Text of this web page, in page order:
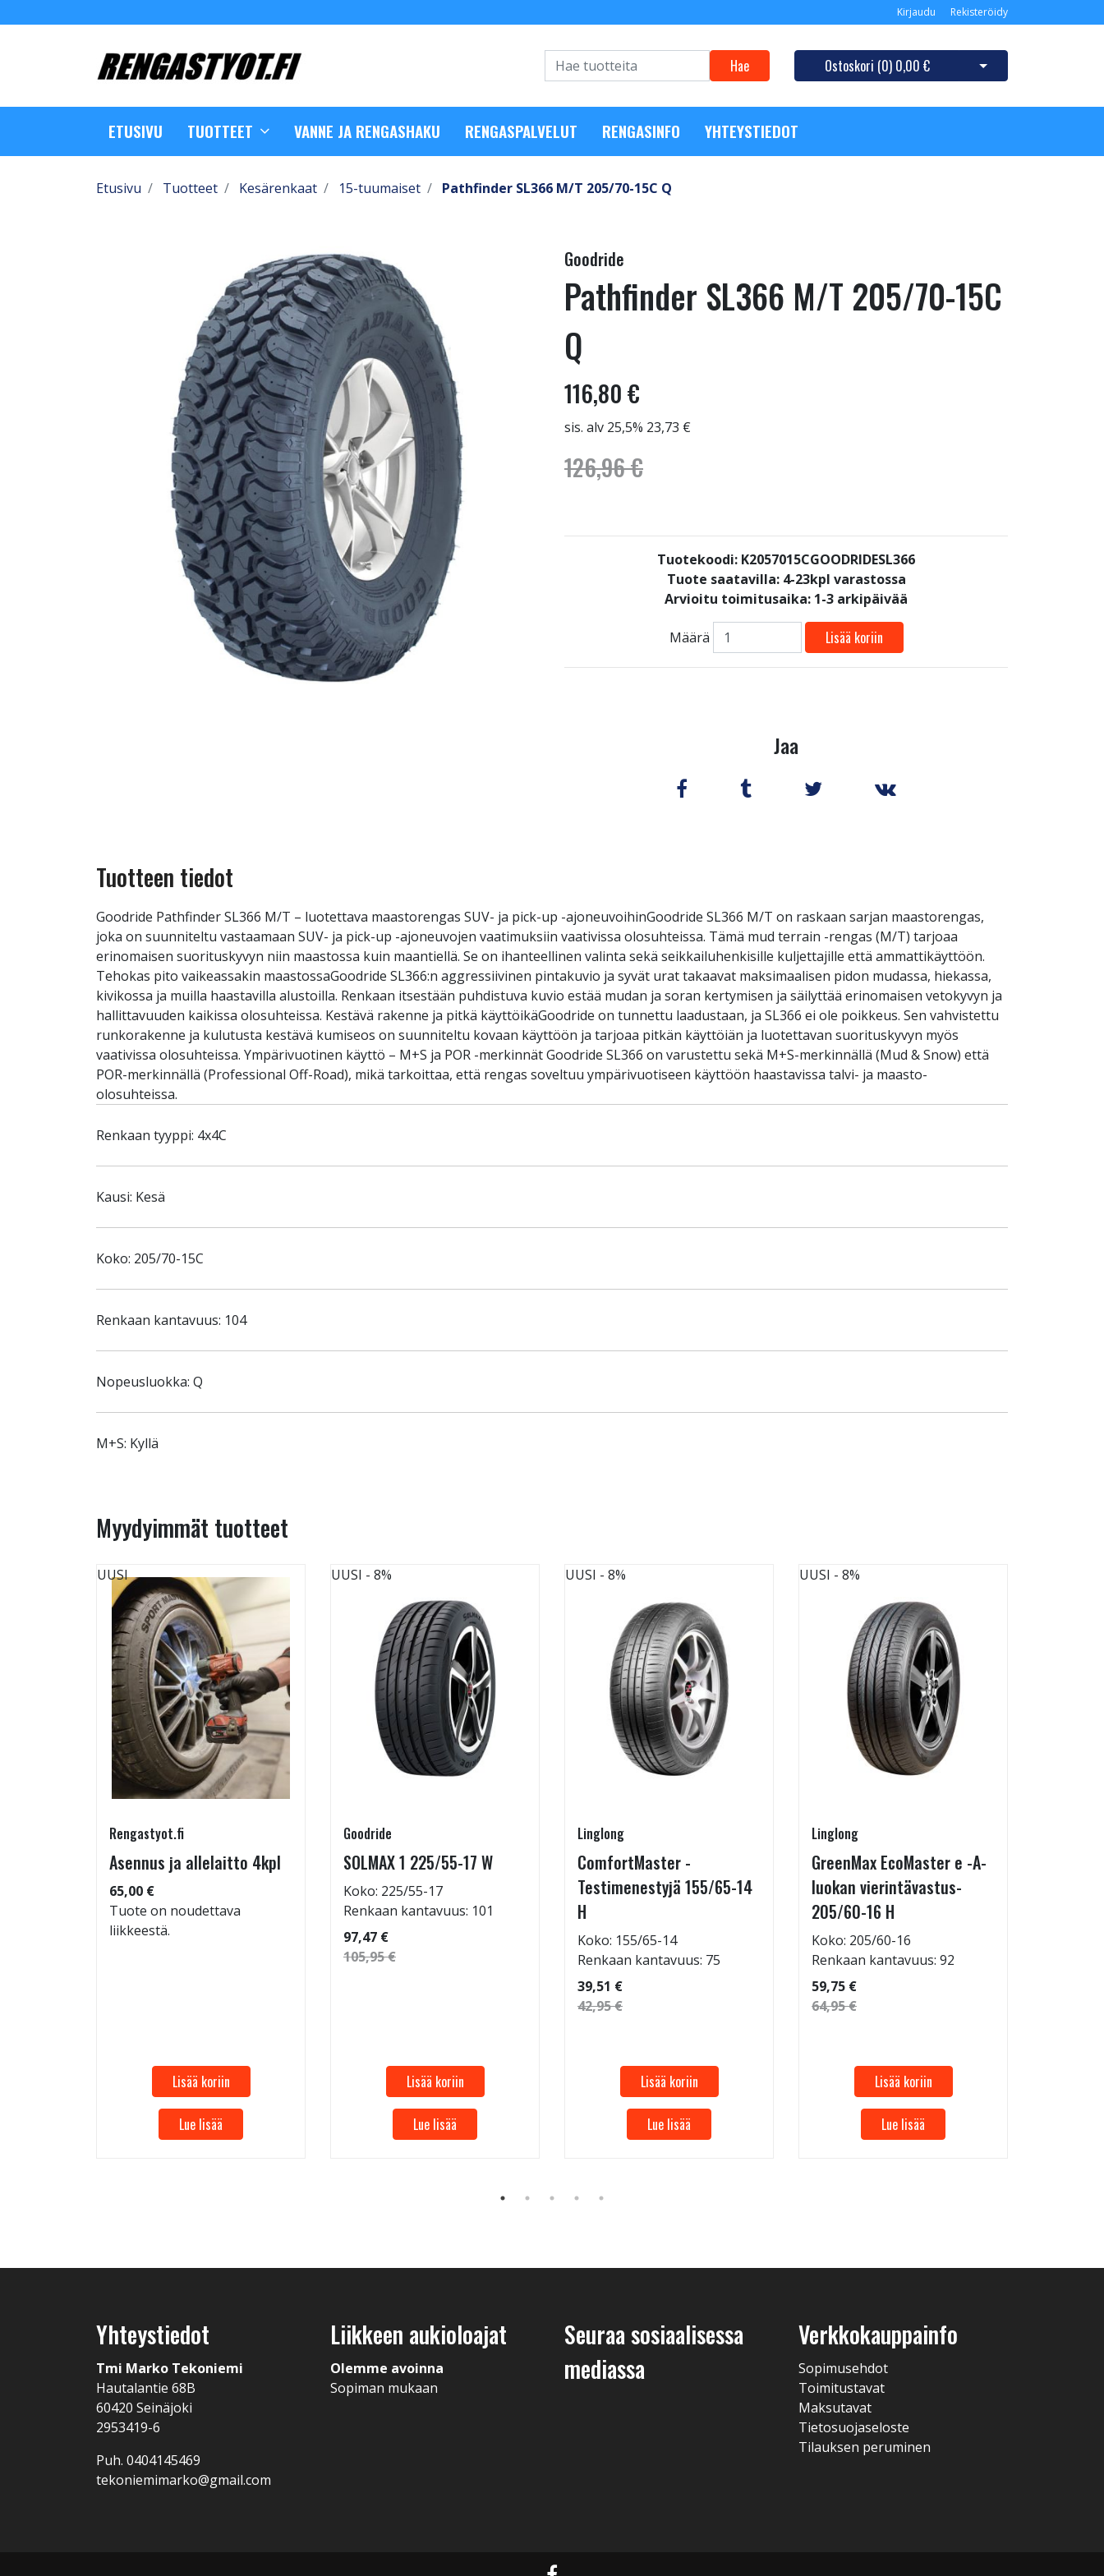
Kirjaudu Rekisteröidy
Hae Ostoskori (0) 0,00 € Avaa ostoskori
ETUSIVU TUOTTEET VANNE JA RENGASHAKU RENGASPALVELUT RENGASINFO YHTEYSTIEDOT
Etusivu Tuotteet Kesärenkaat 15-tuumaiset Pathfinder SL366 M/T 205/70-15C Q
Goodride
Pathfinder SL366 M/T 205/70-15C
Q
116,80 €
sis. alv 25,5% 23,73 €
126,96 €
Tuotekoodi: K2057015CGOODRIDESL366
Tuote saatavilla: 4-23kpl varastossa
Arvioitu toimitusaika: 1-3 arkipäivää
Määrä Lisää koriin
Jaa
Tuotteen tiedot
Goodride Pathfinder SL366 M/T – luotettava maastorengas SUV- ja pick-up -ajoneuvoihinGoodride SL366 M/T on raskaan sarjan maastorengas,
joka on suunniteltu vastaamaan SUV- ja pick-up -ajoneuvojen vaatimuksiin vaativissa olosuhteissa. Tämä mud terrain -rengas (M/T) tarjoaa
erinomaisen suorituskyvyn niin maastossa kuin maantiellä. Se on ihanteellinen valinta sekä seikkailuhenkisille kuljettajille että ammattikäyttöön.
Tehokas pito vaikeassakin maastossaGoodride SL366:n aggressiivinen pintakuvio ja syvät urat takaavat maksimaalisen pidon mudassa, hiekassa,
kivikossa ja muilla haastavilla alustoilla. Renkaan itsestään puhdistuva kuvio estää mudan ja soran kertymisen ja säilyttää erinomaisen vetokyvyn ja
hallittavuuden kaikissa olosuhteissa. Kestävä rakenne ja pitkä käyttöikäGoodride on tunnettu laadustaan, ja SL366 ei ole poikkeus. Sen vahvistettu
runkorakenne ja kulutusta kestävä kumiseos on suunniteltu kovaan käyttöön ja tarjoaa pitkän käyttöiän ja luotettavan suorituskyvyn myös
vaativissa olosuhteissa. Ympärivuotinen käyttö – M+S ja POR -merkinnät Goodride SL366 on varustettu sekä M+S-merkinnällä (Mud & Snow) että
POR-merkinnällä (Professional Off-Road), mikä tarkoittaa, että rengas soveltuu ympärivuotiseen käyttöön haastavissa talvi- ja maasto-
olosuhteissa.
Renkaan tyyppi: 4x4C
Kausi: Kesä
Koko: 205/70-15C
Renkaan kantavuus: 104
Nopeusluokka: Q
M+S: Kyllä
Myydyimmät tuotteet
UUSI
Rengastyot.fi
Asennus ja allelaitto 4kpl
65,00 €
Tuote on noudettava
liikkeestä.
Lisää koriin
Lue lisää
UUSI - 8%
Goodride
SOLMAX 1 225/55-17 W
Koko: 225/55-17
Renkaan kantavuus: 101
97,47 €
105,95 €
Lisää koriin
Lue lisää
UUSI - 8%
Linglong
ComfortMaster -
Testimenestyjä 155/65-14
H
Koko: 155/65-14
Renkaan kantavuus: 75
39,51 €
42,95 €
Lisää koriin
Lue lisää
UUSI - 8%
Linglong
GreenMax EcoMaster e -A-
luokan vierintävastus-
205/60-16 H
Koko: 205/60-16
Renkaan kantavuus: 92
59,75 €
64,95 €
Lisää koriin
Lue lisää
Yhteystiedot
Tmi Marko Tekoniemi
Hautalantie 68B
60420 Seinäjoki
2953419-6
Puh. 0404145469
tekoniemimarko@gmail.com
Liikkeen aukioloajat
Olemme avoinna
Sopiman mukaan
Seuraa sosiaalisessa
mediassa
Verkkokauppainfo
Sopimusehdot
Toimitustavat
Maksutavat
Tietosuojaseloste
Tilauksen peruminen